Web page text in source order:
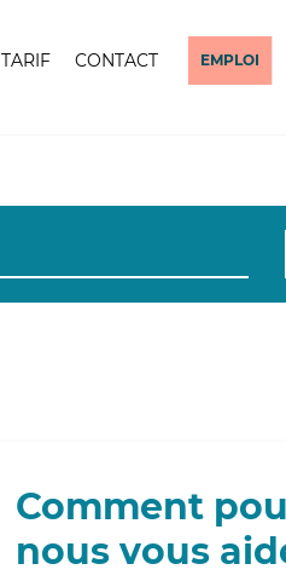
TARIF CONTACT EMPLOI
Comment
nous vous